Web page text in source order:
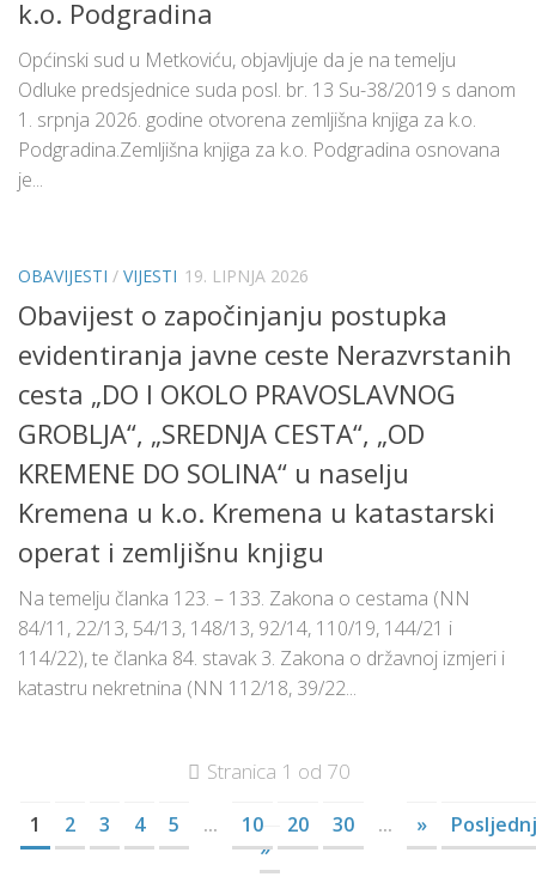
k.o. Podgradina
Općinski sud u Metkoviću, objavljuje da je na temelju
Odluke predsjednice suda posl. br. 13 Su-38/2019 s danom
1. srpnja 2026. godine otvorena zemljišna knjiga za k.o.
Podgradina.Zemljišna knjiga za k.o. Podgradina osnovana
je...
OBAVIJESTI / VIJESTI 19. LIPNJA 2026
Obavijest o započinjanju postupka
evidentiranja javne ceste Nerazvrstanih
cesta „DO I OKOLO PRAVOSLAVNOG
GROBLJA“, „SREDNJA CESTA“, „OD
KREMENE DO SOLINA“ u naselju
Kremena u k.o. Kremena u katastarski
operat i zemljišnu knjigu
Na temelju članka 123. – 133. Zakona o cestama (NN
84/11, 22/13, 54/13, 148/13, 92/14, 110/19, 144/21 i
114/22), te članka 84. stavak 3. Zakona o državnoj izmjeri i
katastru nekretnina (NN 112/18, 39/22...
Stranica 1 od 70
1 2 3 4 5 ... 10 20 30 ... »
»